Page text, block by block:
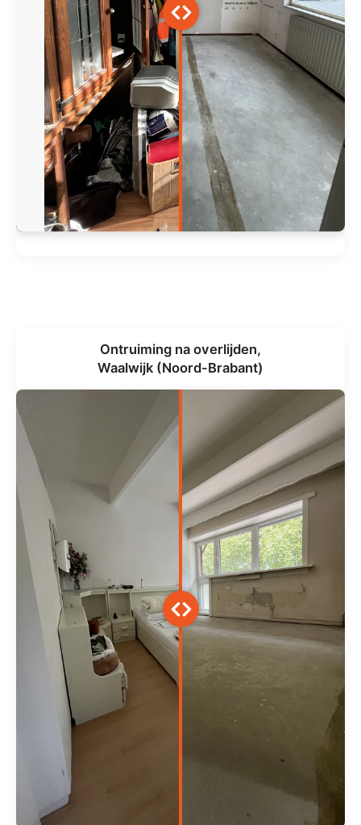
Ontruiming na overlijden,
Waalwijk (Noord-Brabant)